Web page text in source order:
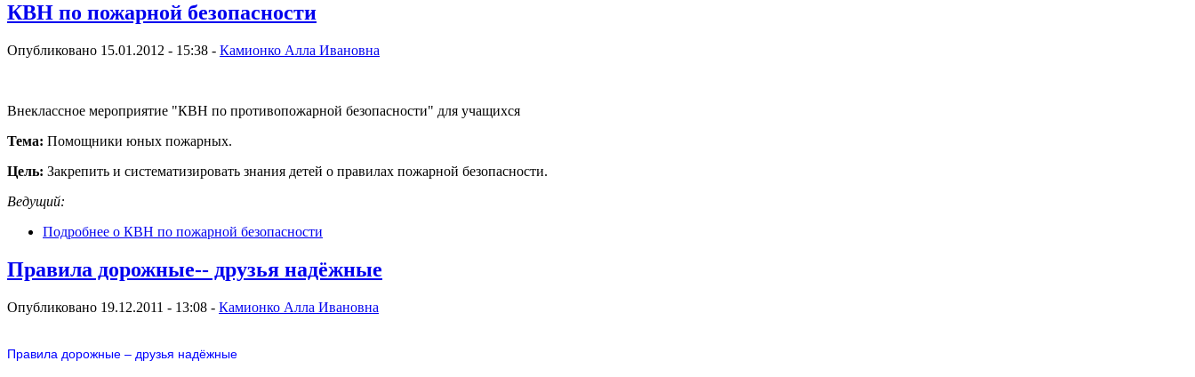
КВН по пожарной безопасности
Опубликовано 15.01.2012 - 15:38 - Камионко Алла Ивановна
Внеклассное мероприятие "КВН по противопожарной безопасности" для учащихся
Тема: Помощники юных пожарных.
Цель: Закрепить и систематизировать знания детей о правилах пожарной безопасности.
Ведущий:
Подробнее о КВН по пожарной безопасности
Правила дорожные-- друзья надёжные
Опубликовано 19.12.2011 - 13:08 - Камионко Алла Ивановна
Правила дорожные – друзья надёжные